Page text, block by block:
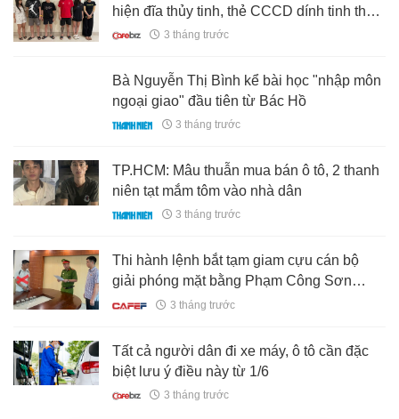
hiện đĩa thủy tinh, thẻ CCCD dính tinh thể
trắng: Nguyễn Thanh Tùng và 4 đối tượng
3 tháng trước
Bà Nguyễn Thị Bình kể bài học "nhập môn
ngoại giao" đầu tiên từ Bác Hồ
3 tháng trước
TP.HCM: Mâu thuẫn mua bán ô tô, 2 thanh
niên tạt mắm tôm vào nhà dân
3 tháng trước
Thi hành lệnh bắt tạm giam cựu cán bộ
giải phóng mặt bằng Phạm Công Sơn
Bách
3 tháng trước
Tất cả người dân đi xe máy, ô tô cần đặc
biệt lưu ý điều này từ 1/6
3 tháng trước